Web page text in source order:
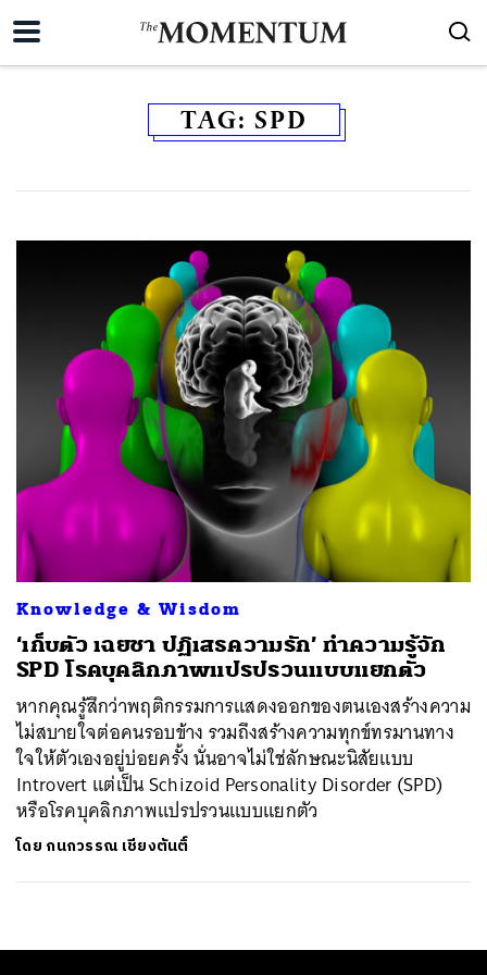
TAG: SPD
Knowledge & Wisdom
‘เก็บตัว เฉยชา ปฏิเสธความรัก’ ทำความรู้จัก
SPD โรคบุคลิกภาพแปรปรวนแบบแยกตัว
หากคุณรู้สึกว่าพฤติกรรมการแสดงออกของตนเองสร้างความ
ไม่สบายใจต่อคนรอบข้าง รวมถึงสร้างความทุกข์ทรมานทาง
ใจให้ตัวเองอยู่บ่อยครั้ง นั่นอาจไม่ใช่ลักษณะนิสัยแบบ
Introvert แต่เป็น Schizoid Personality Disorder (SPD)
หรือโรคบุคลิกภาพแปรปรวนแบบแยกตัว
โดย กนกวรรณ เชียงตันติ์
ค้นหา
SHARE TWEET LINE EMAIL